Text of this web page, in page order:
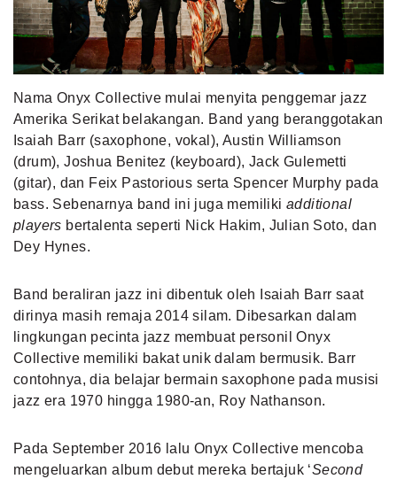
MLDPOINTS
Nama Onyx Collective mulai menyita penggemar jazz
Amerika Serikat belakangan. Band yang beranggotakan
Isaiah Barr (saxophone, vokal), Austin Williamson
(drum), Joshua Benitez (keyboard), Jack Gulemetti
(gitar), dan Feix Pastorious serta Spencer Murphy pada
bass. Sebenarnya band ini juga memiliki additional
players bertalenta seperti Nick Hakim, Julian Soto, dan
Dey Hynes.
Band beraliran jazz ini dibentuk oleh Isaiah Barr saat
dirinya masih remaja 2014 silam. Dibesarkan dalam
lingkungan pecinta jazz membuat personil Onyx
Collective memiliki bakat unik dalam bermusik. Barr
contohnya, dia belajar bermain saxophone pada musisi
jazz era 1970 hingga 1980-an, Roy Nathanson.
Pada September 2016 lalu Onyx Collective mencoba
mengeluarkan album debut mereka bertajuk ‘Second